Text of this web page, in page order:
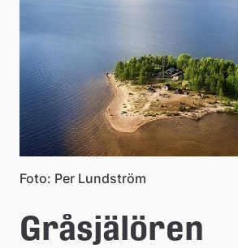
m
m
u
n
Foto: Per Lundström
Gråsjälören